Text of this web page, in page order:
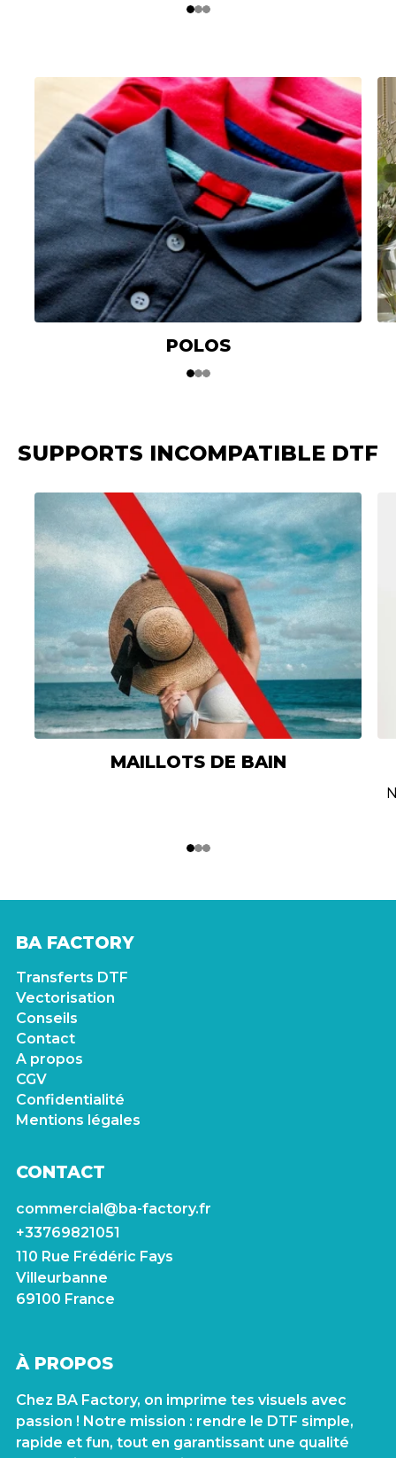
POLOS
SUPPORTS INCOMPATIBLE DTF
MAILLOTS DE BAIN
BA FACTORY
Transferts DTF
Vectorisation
Conseils
Contact
A propos
CGV
Confidentialité
Mentions légales
CONTACT
commercial@ba-factory.fr
+33769821051
110 Rue Frédéric Fays
Villeurbanne
69100 France
À PROPOS
Chez BA Factory, on imprime tes visuels avec
passion ! Notre mission : rendre le DTF simple,
rapide et fun, tout en garantissant une qualité